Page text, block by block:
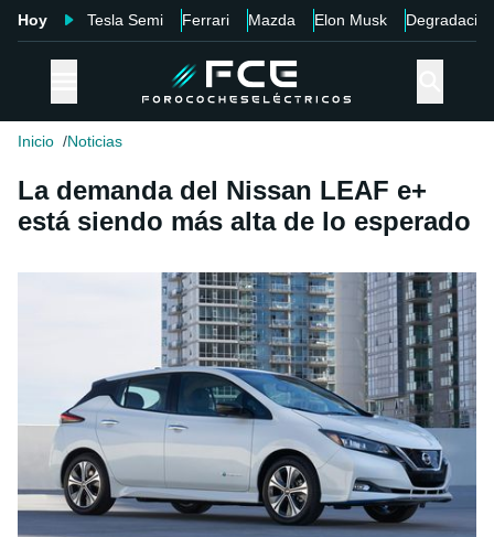
Hoy Tesla Semi Ferrari Mazda Elon Musk Degradación
Inicio Noticias
La demanda del Nissan LEAF e+
está siendo más alta de lo esperado